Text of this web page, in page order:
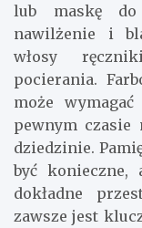
lub maskę
nawilżenie i
włosy
pocierania.
może
pewnym czasie
dziedzinie.
być konieczne,
dokładne
zawsze jest